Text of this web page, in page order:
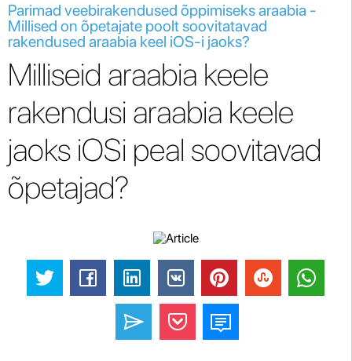
Parimad veebirakendused õppimiseks araabia -
Millised on õpetajate poolt soovitatavad
rakendused araabia keel iOS-i jaoks?
Milliseid araabia keele
rakendusi araabia keele
jaoks iOSi peal soovitavad
õpetajad?